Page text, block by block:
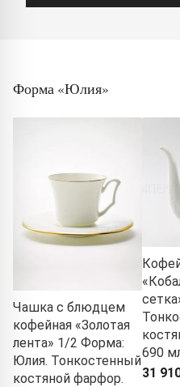
Форма «Юлия»
Чашка с блюдцем
кофейная «Золотая
лента» 1/2 Форма:
Юлия. Тонкостенный
костяной фарфор.
690
31